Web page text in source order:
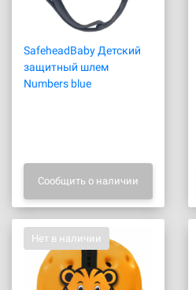
SafeheadBaby Детский
защитный шлем
Numbers blue
Сообщить о наличии
Нет в наличии